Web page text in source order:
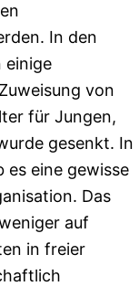
In den
einige
von
für Jungen,
gesenkt. In
es eine gewisse
Das
auf
in freier